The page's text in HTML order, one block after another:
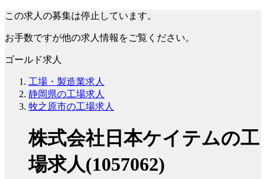
この求人の募集は停止しています。
お手数ですが他の求人情報をご覧ください。
ゴールド求人
工場・製造業求人
静岡県の工場求人
牧之原市の工場求人
株式会社日本ケイテムの工
場求人(1057062)